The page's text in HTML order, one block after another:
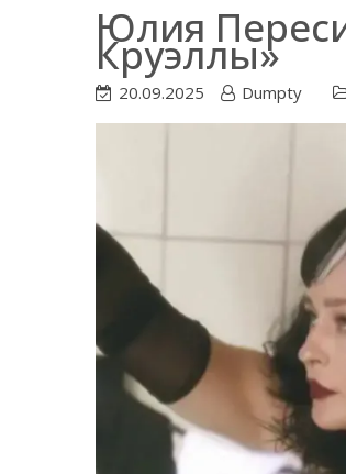
Юлия
Круэллы»
20.09.2025 Dumpty